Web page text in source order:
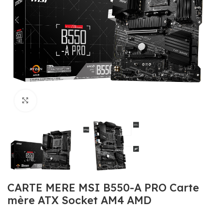
CARTE MERE MSI B550-A PRO Carte
mère ATX Socket AM4 AMD